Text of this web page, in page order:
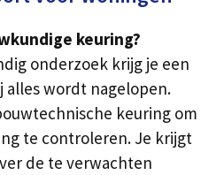
keuring?
onderzoek krijg je een
alles wordt nagelopen.
keuring om
te controleren. Je krijgt
de te verwachten